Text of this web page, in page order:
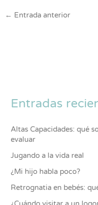
← Entrada anterior
Entradas
Altas Capacidades: qué
evaluar
Jugando a la vida real
¿Mi hijo habla poco?
Retrognatia en bebés: